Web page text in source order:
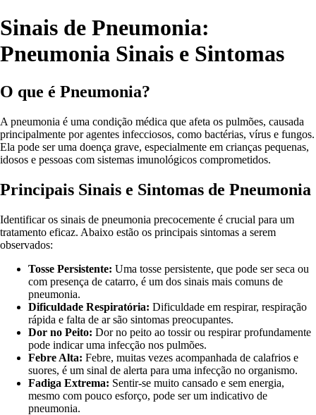
Sinais de Pneumonia:
Pneumonia Sinais e Sintomas
O que é Pneumonia?
A pneumonia é uma condição médica que afeta os pulmões, causada
principalmente por agentes infecciosos, como bactérias, vírus e fungos.
Ela pode ser uma doença grave, especialmente em crianças pequenas,
idosos e pessoas com sistemas imunológicos comprometidos.
Principais Sinais e Sintomas de Pneumonia
Identificar os sinais de pneumonia precocemente é crucial para um
tratamento eficaz. Abaixo estão os principais sintomas a serem
observados:
Tosse Persistente: Uma tosse persistente, que pode ser seca ou
com presença de catarro, é um dos sinais mais comuns de
pneumonia.
Dificuldade Respiratória: Dificuldade em respirar, respiração
rápida e falta de ar são sintomas preocupantes.
Dor no Peito: Dor no peito ao tossir ou respirar profundamente
pode indicar uma infecção nos pulmões.
Febre Alta: Febre, muitas vezes acompanhada de calafrios e
suores, é um sinal de alerta para uma infecção no organismo.
Fadiga Extrema: Sentir-se muito cansado e sem energia,
mesmo com pouco esforço, pode ser um indicativo de
pneumonia.